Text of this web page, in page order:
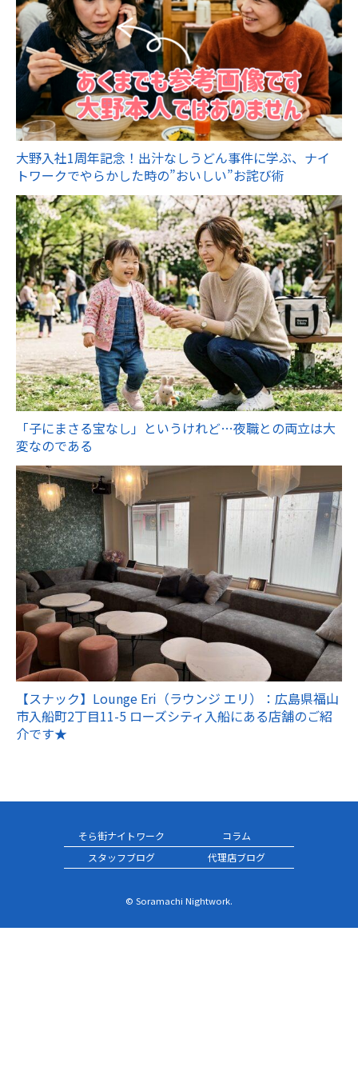
大野入社1周年記念！出汁なしうどん事件に学ぶ、ナイ
トワークでやらかした時の”おいしい”お詫び術
「子にまさる宝なし」というけれど…夜職との両立は大
変なのである
【スナック】Lounge Eri（ラウンジ エリ）：広島県福山
市入船町2丁目11-5 ローズシティ入船にある店舗のご紹
介です★
そら街ナイトワーク
コラム
スタッフブログ
代理店ブログ
© Soramachi Nightwork.